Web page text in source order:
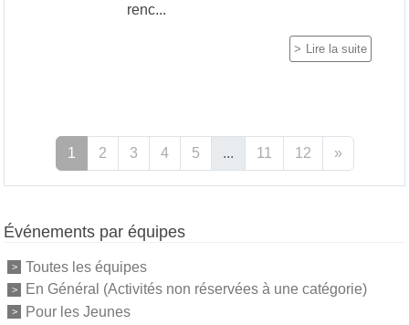
renc...
Lire la suite
1 2 3 4 5 ... 11 12 »
Événements par équipes
Toutes les équipes
En Général (Activités non réservées à une catégorie)
Pour les Jeunes